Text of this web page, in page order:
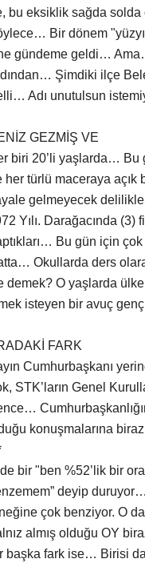
bu eksiklik sağda
Bir dönem
gündeme geldi…
Şimdiki ilçe
Adı unutulsun
GEZMİŞ VE
biri 20’li yaşlarda… Bu
her türlü maceraya açık
gelmeyecek
Yılı. Darağacında (3)
Bu gün için
Okullarda ders
demek? O yaşlarda
isteyen bir avuç
FARK
Cumhurbaşkanı
STK’ların Genel
konuşmalarına
bir "ben %52’lik bir
deyip
çok benziyor. O
almış olduğu OY
başka fark ise… Birisi